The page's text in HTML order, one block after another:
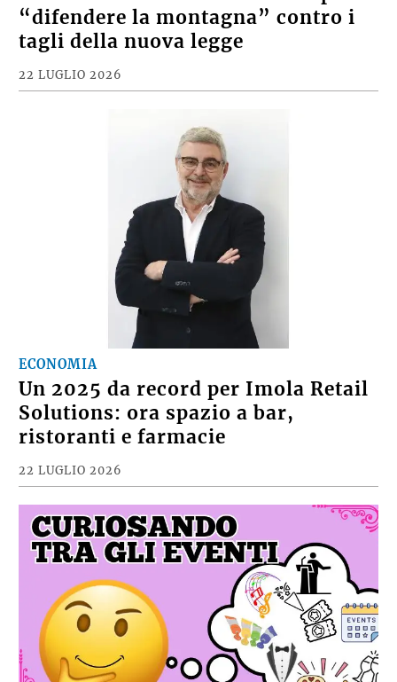
“difendere la montagna” contro i
tagli della nuova legge
22 LUGLIO 2026
ECONOMIA
Un 2025 da record per Imola Retail
Solutions: ora spazio a bar,
ristoranti e farmacie
22 LUGLIO 2026